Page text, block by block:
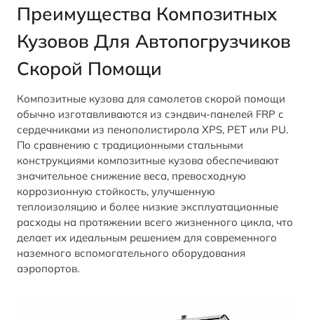
Преимущества Композитных
Кузовов Для Автопогрузчиков
Скорой Помощи
Композитные кузова для самолетов скорой помощи
обычно изготавливаются из сэндвич-панелей FRP с
сердечниками из пенополистирола XPS, PET или PU.
По сравнению с традиционными стальными
конструкциями композитные кузова обеспечивают
значительное снижение веса, превосходную
коррозионную стойкость, улучшенную
теплоизоляцию и более низкие эксплуатационные
расходы на протяжении всего жизненного цикла, что
делает их идеальным решением для современного
наземного вспомогательного оборудования
аэропортов.